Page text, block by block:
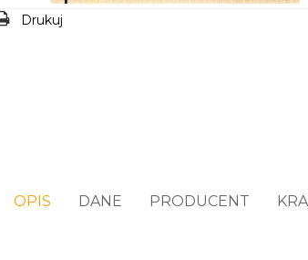
Drukuj
OPIS DANE PRODUCENT